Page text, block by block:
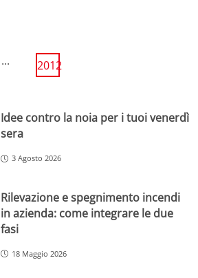
... 2012
Idee contro la noia per i tuoi venerdì
sera
3 Agosto 2026
Rilevazione e spegnimento incendi
in azienda: come integrare le due
fasi
18 Maggio 2026